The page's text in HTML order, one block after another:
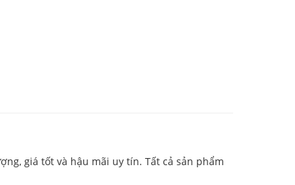
giá tốt và hậu mãi uy tín. Tất cả sản phẩm